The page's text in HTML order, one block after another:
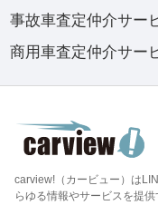
事故車査定仲介サー
商用車査定仲介サー
carview!（カービュー）は
らゆる情報やサービスを提